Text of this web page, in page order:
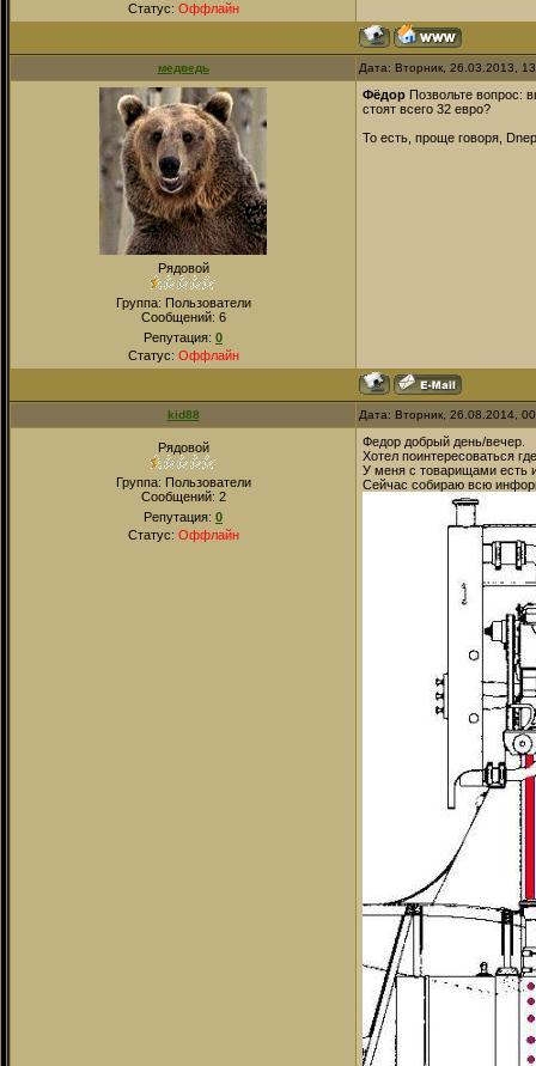
Статус: Оффлайн
медведь Дата: Вторник, 26.03.2013,
Рядовой
Группа: Пользователи
Сообщений: 6
Репутация: 0
Статус: Оффлайн
Фёдор Позвольте вопрос:
стоят всего 32 евро?
То есть, проще говоря,
kid88 Дата: Вторник, 26.08.2014,
Рядовой
Группа: Пользователи
Сообщений: 2
Репутация: 0
Статус: Оффлайн
Федор добрый день/вечер.
Хотел поинтересоваться
У меня с товарищами есть
Сейчас собираю всю